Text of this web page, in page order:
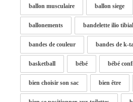
ballon musculaire ballon siege
ballonements bandelette ilio
bandes de couleur bandes de k-
basketball bébé bébé
bien choisir son sac bien être